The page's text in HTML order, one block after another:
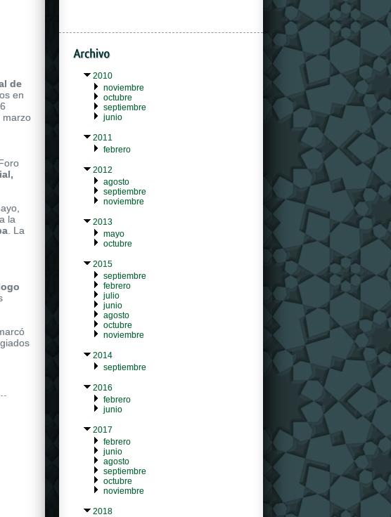
de
en
marzo
la
. La
2010
noviembre
octubre
septiembre
junio
2011
febrero
2012
agosto
septiembre
noviembre
2013
mayo
octubre
2015
septiembre
febrero
julio
junio
agosto
octubre
noviembre
2014
septiembre
2016
febrero
junio
2017
febrero
junio
agosto
septiembre
octubre
noviembre
2018